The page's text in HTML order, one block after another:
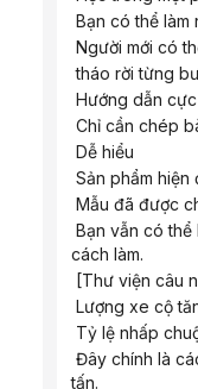
Bạn có thể làm
Người mới có
tháo rời từng
Hướng dẫn
Chỉ cần chép
Dễ hiểu
Sản phẩm hiện
Mẫu đã được
cách làm.
[Thư viện câu
Lượng xe cộ
Tỷ lệ nhấp
tấn.